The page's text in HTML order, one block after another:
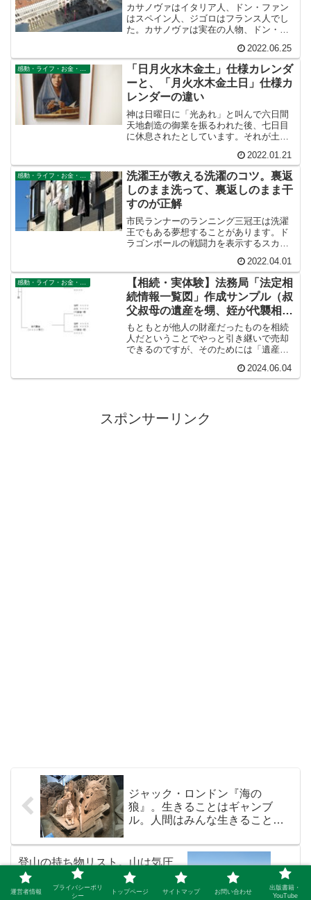
カサノヴァはイタリア人、ドン・ファン
はスペイン人、ジゴロはフランス人でし
た。カサノヴァは実在の人物、ドン・フ
でした。カサノヴァのように、日本には
個人名が何かの概念を代表する代名詞に
なっているケースは比較的少ないような
気がします。
2022.06.25
感動・ライフ・お金・仕事
「日月火水木金土」仕様カレンダ
ーと、「月火水木金土日」仕様カ
レンダーの違い
神は日曜日に「光あれ」と叫んで六日間
天地創造の御業を振るわれた後、七日目
に休息されたとしています。それが土曜
安息日は土曜日です。「光あれ」と叫ん
だ初日は日曜日なのです。
2022.01.21
感動・ライフ・お金・仕事
洗濯王が教える洗濯のコツ。裏返
しのまま洗って、裏返しのまま干
すのが正解
市民ランナーのランニング三冠王は洗濯
王でもある夢想することがあります。ド
ラゴンボールの戦闘力を表示するスカウ
表示されたら面白いのに、と。私はラン
ナーです。これまで地球一周をはるかに
こえる距離を走ってきまし...
2022.04.01
【相続・実体験】法務局「法定相
続情報一覧図」作成サンプル（叔
父叔母の遺産を甥、姪が代襲相続
する場合）
もともとが他人の財産だったものを相続
人だということでやっと引き継いで売却
できるのですが、そのためには「遺産分
が必要になります。作成に時間がかかる
のは法定相続情報証明のほうです。した
なります。
2024.06.04
スポンサーリンク
ジャック・ロンドン『海の
狼』。生きることはギャンブ
ル。人間はみんな生きること中
登山の持ち物リスト。山は気圧
差でメガネが曇る。コンタクト
レンズが向いている。
運営者情報
プライバシーポリ
シー
トップページ サイトマップ お問い合わせ
出版書籍・
YouTube